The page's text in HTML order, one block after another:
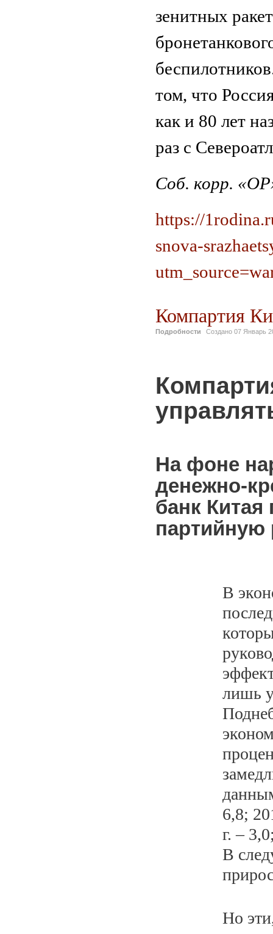
зенитных
том, что
как и 80 лет
раз с
Соб. корр.
https://
snova-
Компартия
Подробности Создано 07 Январь
На фоне
денежно-
банк
партийную
В
лишь
6,8;
г. –
В
Но